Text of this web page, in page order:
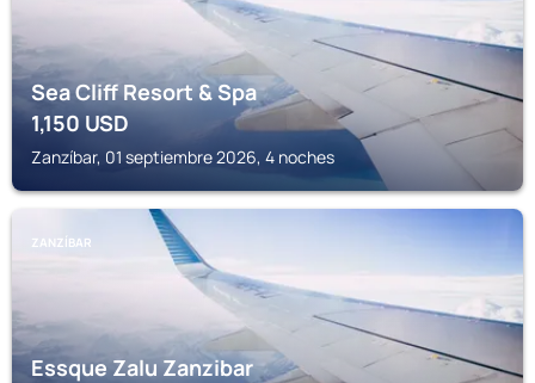
Sea Cliff Resort & Spa
1,150USD
Zanzíbar, 01 septiembre 2026, 4 noches
ZANZÍBAR
Essque Zalu Zanzibar